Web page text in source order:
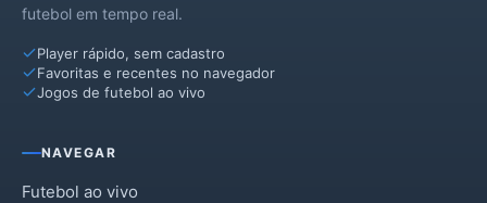
futebol em tempo real.
Player rápido, sem cadastro
Favoritas e recentes no navegador
Jogos de futebol ao vivo
NAVEGAR
Futebol ao vivo